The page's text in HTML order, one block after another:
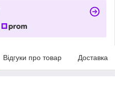
Відгуки про товар Доставка